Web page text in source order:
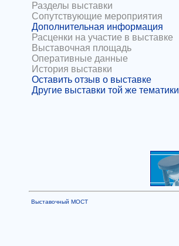
Разделы выставки
Сопутствующие мероприятия
Дополнительная информация
Расценки на участие в выставке
Выставочная площадь
Оперативные данные
История выставки
Оставить отзыв о выставке
Другие выставки той же тематики
Выставочный МОСТ